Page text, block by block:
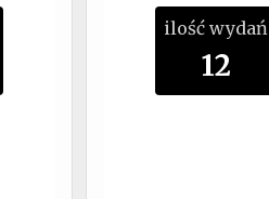
ilość wydań
12